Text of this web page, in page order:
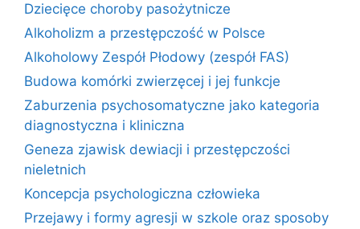
Dziecięce choroby pasożytnicze
Alkoholizm a przestępczość w Polsce
Alkoholowy Zespół Płodowy (zespół FAS)
Budowa komórki zwierzęcej i jej funkcje
Zaburzenia psychosomatyczne jako kategoria
diagnostyczna i kliniczna
Geneza zjawisk dewiacji i przestępczości
nieletnich
Koncepcja psychologiczna człowieka
Przejawy i formy agresji w szkole oraz sposoby